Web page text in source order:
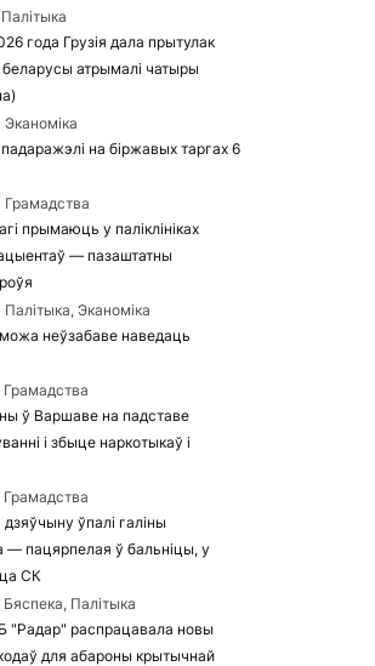
Палітыка
года Грузія дала прытулак
атрымалі чатыры
Эканоміка
на біржавых таргах 6
Грамадства
прымаюць у паліклініках
— пазаштатны
Палітыка, Эканоміка
неўзабаве наведаць
Грамадства
ў Варшаве на падставе
і збыце наркотыкаў і
Грамадства
ўпалі галіны
— пацярпелая ў бальніцы, у
СК
Бяспека, Палітыка
"Радар" распрацавала новы
для абароны крытычнай